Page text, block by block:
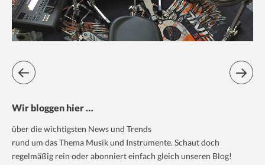
Wir bloggen hier …
über die wichtigsten News und Trends
rund um das Thema Musik und Instrumente. Schaut doch
regelmäßig rein oder abonniert einfach gleich unseren Blog!